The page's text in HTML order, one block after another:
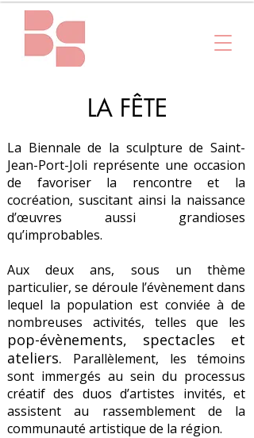
LA FÊTE
La Biennale de la sculpture de Saint-
Jean-Port-Joli représente une occasion
de favoriser la rencontre et la
cocréation, suscitant ainsi la naissance
d’œuvres aussi grandioses
qu’improbables.
Aux deux ans, sous un thème
particulier, se déroule l’évènement dans
lequel la population est conviée à de
nombreuses activités, telles que les
pop-évènements, spectacles et
ateliers. Parallèlement, les témoins
sont immergés au sein du processus
créatif des duos d’artistes invités, et
assistent au rassemblement de la
communauté artistique de la région.